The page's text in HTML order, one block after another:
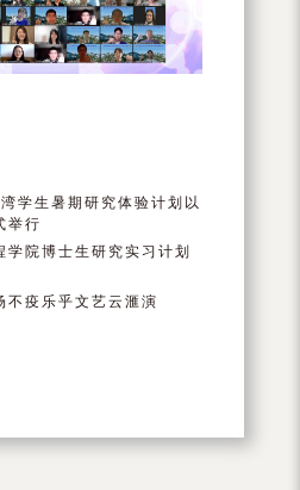
学生暑期研究体验计划以
举行
学院博士生研究实习计划
不疫乐乎文艺云滙演